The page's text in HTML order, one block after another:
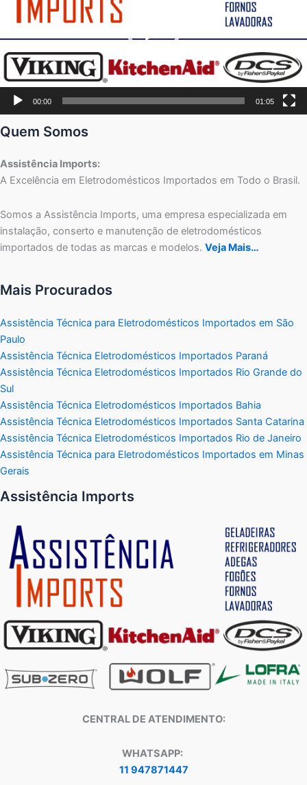
00:00 01:05
Quem Somos
Assistência Imports:
A Excelência em Eletrodomésticos Importados em Todo o Brasil.
Somos a Assistência Imports, uma empresa especializada em
instalação, conserto e manutenção de eletrodomésticos
importados de todas as marcas e modelos. Veja Mais…
Mais Procurados
Assistência Técnica para Eletrodomésticos Importados em São
Paulo
Assistência Técnica Eletrodomésticos Importados Paraná
Assistência Técnica Eletrodomésticos Importados Rio Grande do
Sul
Assistência Técnica Eletrodomésticos Importados Bahia
Assistência Técnica Eletrodomésticos Importados Santa Catarina
Assistência Técnica Eletrodomésticos Importados Rio de Janeiro
Assistência Técnica para Eletrodomésticos Importados em Minas
Gerais
Assistência Imports
CENTRAL DE ATENDIMENTO:
WHATSAPP:
11 947871447